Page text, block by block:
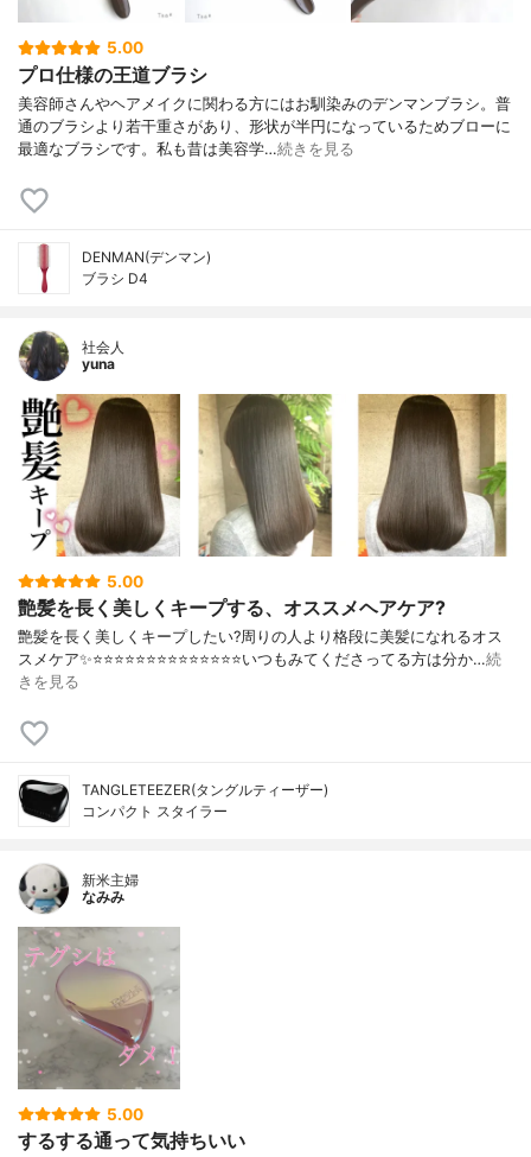
5.00
プロ仕様の王道ブラシ
美容師さんやヘアメイクに関わる方にはお馴染みのデンマンブラシ。普
通のブラシより若干重さがあり、形状が半円になっているためブローに
最適なブラシです。私も昔は美容学…続きを見る
DENMAN(デンマン)
ブラシ D4
社会人
yuna
5.00
艶髪を長く美しくキープする、オススメヘアケア?
艶髪を長く美しくキープしたい?周りの人より格段に美髪になれるオス
スメケア✨⭐️⭐️⭐️⭐️⭐️⭐️⭐️⭐️⭐️⭐️⭐️⭐️⭐️⭐️いつもみてくださってる方は分か…続
きを見る
TANGLETEEZER(タングルティーザー)
コンパクト スタイラー
新米主婦
なみみ
5.00
するする通って気持ちいい